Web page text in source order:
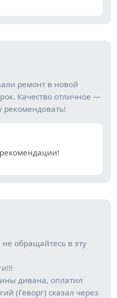
ремонт в новой
Качество отличное —
обращайтесь в эту
дивана, оплатил
(Геворг) сказал через